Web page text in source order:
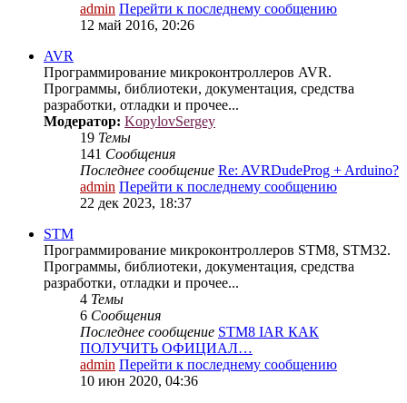
admin Перейти к последнему сообщению
12 май 2016, 20:26
AVR
Программирование микроконтроллеров AVR.
Программы, библиотеки, документация, средства
разработки, отладки и прочее...
Модератор: KopylovSergey
19 Темы
141 Сообщения
Последнее сообщение Re: AVRDudeProg + Arduino?
admin Перейти к последнему сообщению
22 дек 2023, 18:37
STM
Программирование микроконтроллеров STM8, STM32.
Программы, библиотеки, документация, средства
разработки, отладки и прочее...
4 Темы
6 Сообщения
Последнее сообщение STM8 IAR КАК
ПОЛУЧИТЬ ОФИЦИАЛ…
admin Перейти к последнему сообщению
10 июн 2020, 04:36